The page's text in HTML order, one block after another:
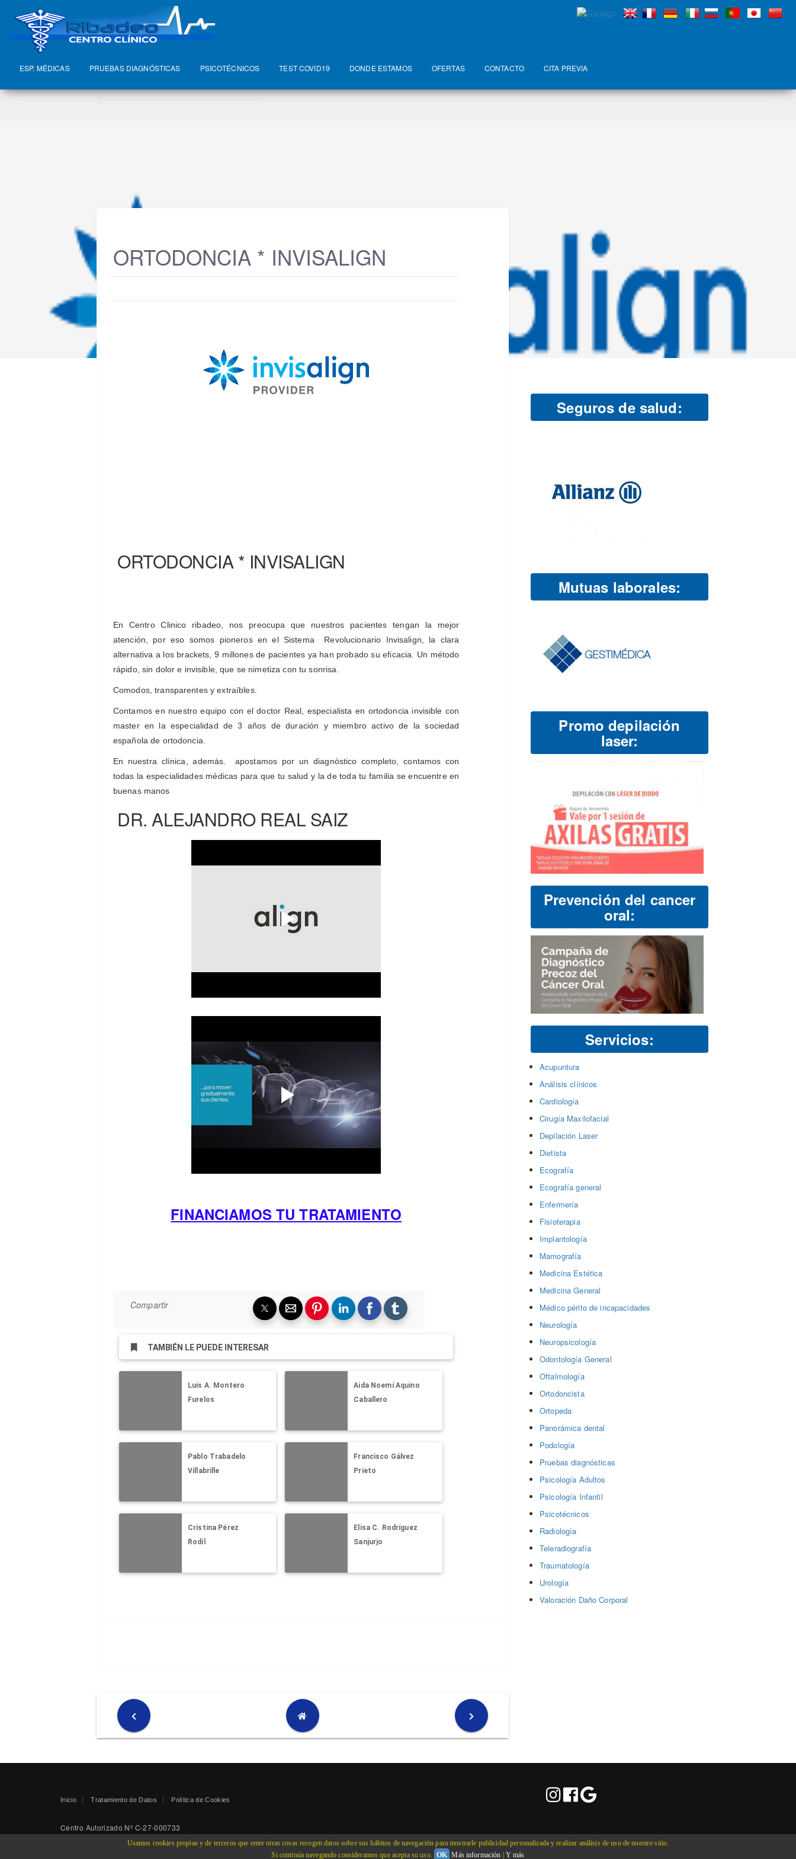
ESP. MÉDICAS PRUEBAS DIAGNÓSTICAS PSICOTÉCNICOS TEST COVID19 DONDE ESTAMOS OFERTAS CONTACTO CITA PREVIA
ORTODONCIA * INVISALIGN
ORTODONCIA * INVISALIGN
En Centro Clinico ribadeo, nos preocupa que nuestros pacientes tengan la mejor
atención, por eso somos pioneros en el Sistema
Revolucionario Invisalign, la clara
alternativa a los brackets, 9 millones de pacientes ya han probado su eficacia. Un método
rápido, sin dolor e invisible, que se nimetiza con tu sonrisa.
Comodos, transparentes y extraíbles.
Contamos en nuestro equipo con el doctor Real, especialista en ortodoncia invisible con
master en la especialidad de 3 años de duración y miembro activo de la sociedad
española de ortodoncia.
En nuestra clínica, además.
apostamos por un diagnóstico completo, contamos con
todas la especialidades médicas para que tu salud y la de toda tu familia se encuentre en
buenas manos
DR. ALEJANDRO REAL SAIZ
FINANCIAMOS TU TRATAMIENTO
Compartir
TAMBIÉN LE PUEDE INTERESAR
Luís A. Montero
Furelos
Aida Noemí Aquino
Caballero
Pablo Trabadelo
Villabrille
Francisco Gálvez
Prieto
Cristina Pérez
Rodil
Elisa C. Rodríguez
Sanjurjo
Seguros de salud:
Mutuas laborales:
Promo depilación
laser:
Prevención del cancer
oral:
Servicios:
Acupuntura
Análisis clínicos
Cardiología
Cirugía Maxilofacial
Depilación Laser
Dietista
Ecografía
Ecografía general
Enfermería
Fisioterapia
Implantología
Mamografía
Medicina Estética
Medicina General
Médico périto de incapacidades
Neurología
Neuropsicología
Odontología General
Oftalmología
Ortodoncista
Ortopeda
Panorámica dental
Podología
Pruebas diagnósticas
Psicología Adultos
Psicología Infantil
Psicotécnicos
Radiología
Teleradiografía
Traumatología
Urología
Valoración Daño Corporal
Inicio Tratamiento de Datos Política de Cookies
Centro Autorizado Nº C-27-000733
Web creada por: Webdeasturias.comUsamos cookies propias y de terceros que entre otras cosas recogen datos sobre sus hábitos de navegación para mostrarle publicidad personalizada y realizar análisis de uso de nuestro sitio.
Si continúa navegando consideramos que acepta su uso. OK Más información Y más